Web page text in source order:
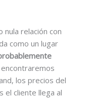
relación con
como un lugar
los precios del
el cliente llega al